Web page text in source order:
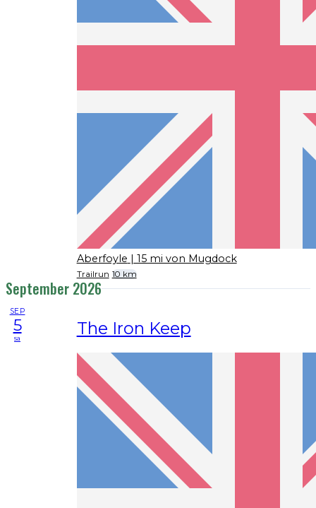
Aberfoyle | 15 mi von Mugdock
Trailrun 10 km
September 2026
SEP
5
sa The Iron Keep